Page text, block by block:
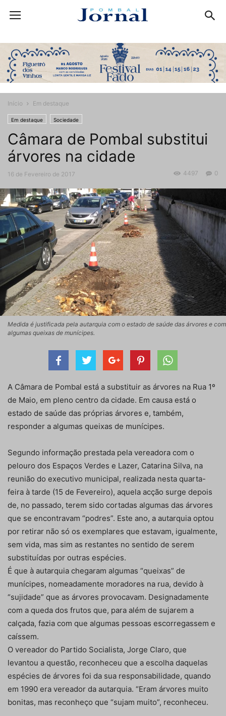
Início Em destaque
Em destaque Sociedade
Câmara de Pombal substitui
árvores na cidade
16 de Fevereiro de 2017 0
4497
Medida é justificada pela autarquia com o estado de saúde das árvores e com
algumas queixas de munícipes.
A Câmara de Pombal está a substituir as árvores na Rua 1º
de Maio, em pleno centro da cidade. Em causa está o
estado de saúde das próprias árvores e, também,
responder a algumas queixas de munícipes.
Segundo informação prestada pela vereadora com o
pelouro dos Espaços Verdes e Lazer, Catarina Silva, na
reunião do executivo municipal, realizada nesta quarta-
feira à tarde (15 de Fevereiro), aquela acção surge depois
de, no passado, terem sido cortadas algumas das árvores
que se encontravam “podres”. Este ano, a autarquia optou
por retirar não só os exemplares que estavam, igualmente,
sem vida, mas sim as restantes no sentido de serem
substituídas por outras espécies.
É que à autarquia chegaram algumas “queixas” de
munícipes, nomeadamente moradores na rua, devido à
“sujidade” que as árvores provocavam. Designadamente
com a queda dos frutos que, para além de sujarem a
calçada, fazia com que algumas pessoas escorregassem e
caíssem.
O vereador do Partido Socialista, Jorge Claro, que
levantou a questão, reconheceu que a escolha daquelas
espécies de árvores foi da sua responsabilidade, quando
em 1990 era vereador da autarquia. “Eram árvores muito
bonitas, mas reconheço que “sujam muito”, reconheceu.